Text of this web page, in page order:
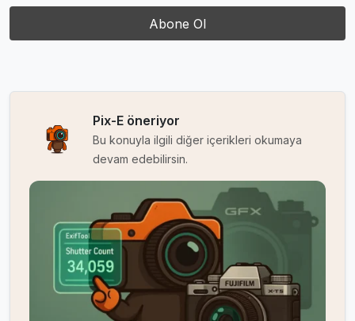
Pix-E öneriyor
Bu konuyla ilgili diğer içerikleri okumaya
devam edebilirsin.